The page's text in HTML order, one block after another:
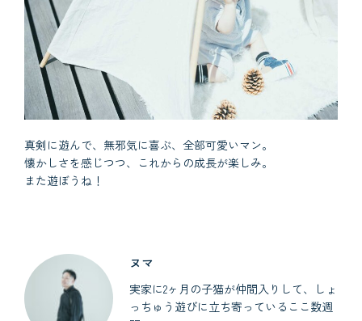
真剣に遊んで、無邪気に喜ぶ、全部可愛いマン。
懐かしさを感じつつ、これからの成長が楽しみ。
また遊ぼうね！
ヌマ
実家に2ヶ月の子猫が仲間入りして、しょ
っちゅう遊びに立ち寄っているここ数週